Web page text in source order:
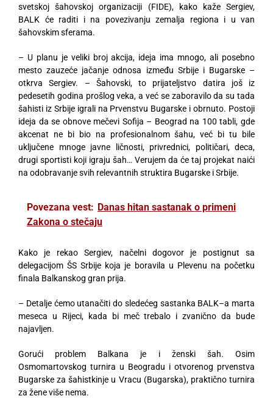
svetskoj šahovskoj organizaciji (FIDE), kako kaže Sergiev,
BALK će raditi i na povezivanju zemalja regiona i u van
šahovskim sferama.
– U planu je veliki broj akcija, ideja ima mnogo, ali posebno
mesto zauzeće jačanje odnosa između Srbije i Bugarske –
otkrva Sergiev. – Šahovski, to prijateljstvo datira još iz
pedesetih godina prošlog veka, a već se zaboravilo da su tada
šahisti iz Srbije igrali na Prvenstvu Bugarske i obrnuto. Postoji
ideja da se obnove mečevi Sofija – Beograd na 100 tabli, gde
akcenat ne bi bio na profesionalnom šahu, već bi tu bile
uključene mnoge javne ličnosti, privrednici, političari, deca,
drugi sportisti koji igraju šah… Verujem da će taj projekat naići
na odobravanje svih relevantnih struktira Bugarske i Srbije.
Povezana vest: Danas hitan sastanak o primeni
Zakona o stečaju
Kako je rekao Sergiev, načelni dogovor je postignut sa
delegacijom ŠS Srbije koja je boravila u Plevenu na početku
finala Balkanskog gran prija.
– Detalje ćemo utanačiti do sledećeg sastanka BALK–a marta
meseca u Rijeci, kada bi meč trebalo i zvanično da bude
najavljen.
Gorući problem Balkana je i ženski šah. Osim
Osmomartovskog turnira u Beogradu i otvorenog prvenstva
Bugarske za šahistkinje u Vracu (Bugarska), praktično turnira
za žene više nema.